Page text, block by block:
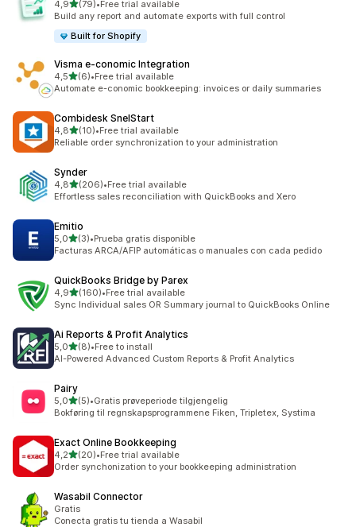
4,9av 5 stjerner
(79)
Totalt 79 omtaler
•Free trial available
Build any report and automate exports with full control
Built for Shopify
Visma e‑conomic Integration
4,5av 5 stjerner
(6)
Totalt 6 omtaler
•Free trial available
Automate e-conomic bookkeeping: invoices or daily summaries
Combidesk SnelStart
4,8av 5 stjerner
(10)
Totalt 10 omtaler
•Free trial available
Reliable order synchronization to your administration
Synder
4,8av 5 stjerner
(206)
Totalt 206 omtaler
•Free trial available
Effortless sales reconciliation with QuickBooks and Xero
Emitio
5,0av 5 stjerner
(3)
Totalt 3 omtaler
•Prueba gratis disponible
Facturas ARCA/AFIP automáticas o manuales con cada pedido
QuickBooks Bridge by Parex
4,9av 5 stjerner
(160)
Totalt 160 omtaler
•Free trial available
Sync Individual sales OR Summary journal to QuickBooks Online
Ai Reports & Profit Analytics
5,0av 5 stjerner
(8)
Totalt 8 omtaler
•Free to install
AI-Powered Advanced Custom Reports & Profit Analytics
Pairy
5,0av 5 stjerner
(5)
Totalt 5 omtaler
•Gratis prøveperiode tilgjengelig
Bokføring til regnskapsprogrammene Fiken, Tripletex, Systima
Exact Online Bookkeeping
4,2av 5 stjerner
(20)
Totalt 20 omtaler
•Free trial available
Order synchonization to your bookkeeping administration
Wasabil Connector
Gratis
Conecta gratis tu tienda a Wasabil